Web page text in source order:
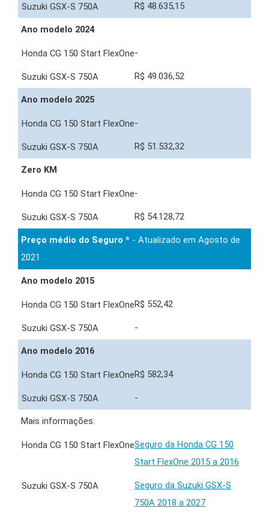
R$ 48.635,15
Ano modelo 2024
-
R$ 49.036,52
Ano modelo 2025
-
R$ 51.532,32
Zero KM
-
R$ 54.128,72
Preço médio do Seguro * - Atualizado em Agosto de
2021
Ano modelo 2015
R$ 552,42
-
Ano modelo 2016
R$ 582,34
-
Mais informações:
Seguro da Honda CG 150
Start FlexOne 2015 a 2016
Seguro da Suzuki GSX-S
750A 2018 a 2027